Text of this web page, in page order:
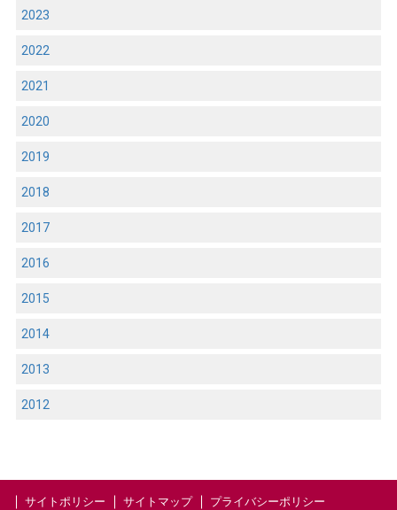
2023
2022
2021
2020
2019
2018
2017
2016
2015
2014
2013
2012
サイトポリシー サイトマップ
プライバシーポリシー